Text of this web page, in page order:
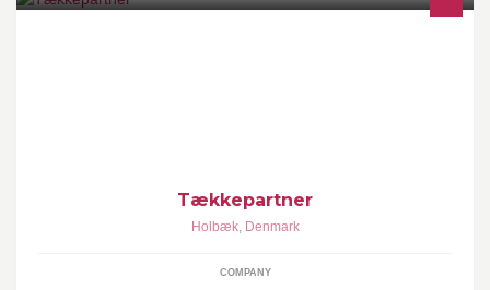
Tækkepartner
Holbæk, Denmark
COMPANY